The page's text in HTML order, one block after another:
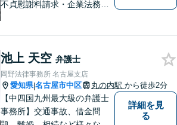
不貞慰謝料請求・企業法務】
き合い事件解決へと導きま
す。スピード感を持ち、誠実
かつ適切な対応を心がけてお
ります。
池上 天空 弁護士
岡野法律事務所 名古屋支店
愛知県|名古屋市中区 丸の内駅 から徒歩2分
【中四国九州最大級の弁護士
事務所】交通事故、借金問
詳細を見
る